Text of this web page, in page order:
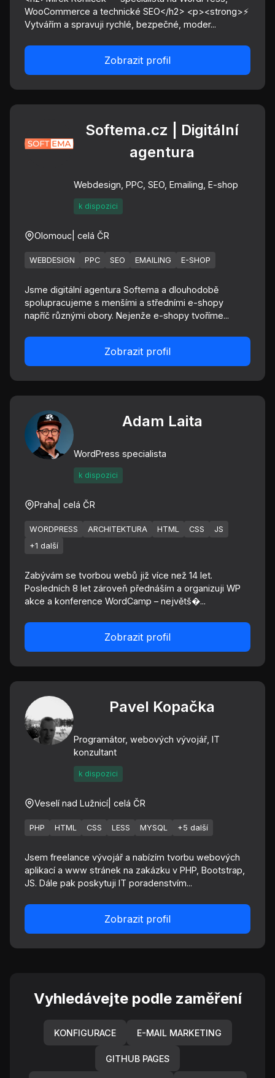
WooCommerce a technické SEO</h2> <p><strong>⚡
Vytvářím a spravuji rychlé, bezpečné, moder...
Zobrazit profil
Softema.cz | Digitální
agentura
Webdesign, PPC, SEO, Emailing, E-shop
k dispozici
Olomouc | celá ČR
WEBDESIGN PPC SEO EMAILING E-SHOP
Jsme digitální agentura Softema a dlouhodobě
spolupracujeme s menšími a středními e-shopy
napříč různými obory. Nejenže e-shopy tvoříme...
Zobrazit profil
Adam Laita
WordPress specialista
k dispozici
Praha | celá ČR
WORDPRESS ARCHITEKTURA HTML CSS
JS
+1 další
Zabývám se tvorbou webů již více než 14 let.
Posledních 8 let zároveň přednáším a organizuji WP
akce a konference WordCamp – největš�...
Zobrazit profil
Pavel Kopačka
Programátor, webových vývojář, IT
konzultant
k dispozici
Veselí nad Lužnicí | celá ČR
PHP HTML CSS LESS MYSQL +5 další
Jsem freelance vývojář a nabízím tvorbu webových
aplikací a www stránek na zakázku v PHP, Bootstrap,
JS. Dále pak poskytuji IT poradenstvím...
Zobrazit profil
Vyhledávejte podle zaměření
KONFIGURACE E-MAIL MARKETING
GITHUB PAGES